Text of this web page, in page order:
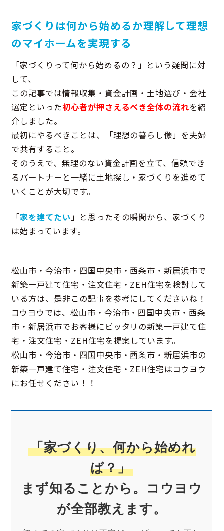
家づくりは何から始めるか理解して理想
のマイホームを実現する
「家づくりって何から始めるの？」という疑問に対
して、
この記事では情報収集・資金計画・土地選び・会社
選定といった初心者が押さえるべき全体の流れを紹
介しました。
最初にやるべきことは、「理想の暮らし像」を夫婦
で共有すること。
そのうえで、無理のない資金計画を立て、信頼でき
るパートナーと一緒に土地探し・家づくりを進めて
いくことが大切です。
「家を建てたい」と思ったその瞬間から、家づくり
は始まっています。
松山市・今治市・四国中央市・西条市・新居浜市で
新築一戸建て住宅・注文住宅・ZEH住宅を検討して
いる方は、是非この記事を参考にしてくださいね！
コウヨウでは、松山市・今治市・四国中央市・西条
市・新居浜市でお客様にピッタリの新築一戸建て住
宅・注文住宅・ZEH住宅を提案しています。
松山市・今治市・四国中央市・西条市・新居浜市の
新築一戸建て住宅・注文住宅・ZEH住宅はコウヨウ
にお任せください！！
「家づくり、何から始めれ
ば？」
まず知ることから。コウヨウ
が全部教えます。